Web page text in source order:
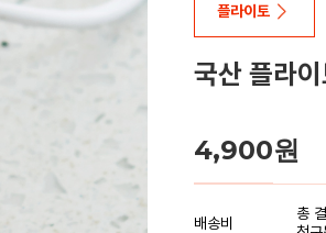
플라이토
국산 플라
4,900원
배송비
총